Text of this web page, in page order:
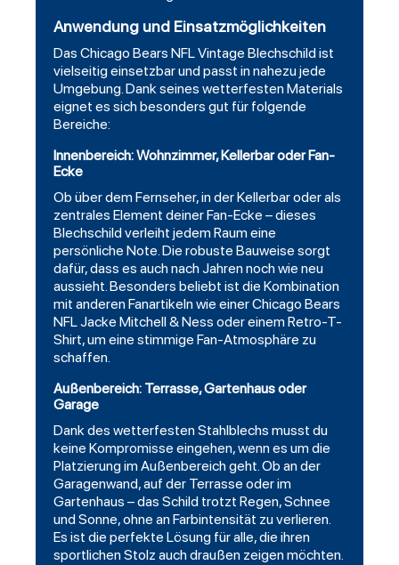
Anwendung und Einsatzmöglichkeiten
Das Chicago Bears NFL Vintage Blechschild ist
vielseitig einsetzbar und passt in nahezu jede
Umgebung. Dank seines wetterfesten Materials
eignet es sich besonders gut für folgende
Bereiche:
Innenbereich: Wohnzimmer, Kellerbar oder Fan-
Ecke
Ob über dem Fernseher, in der Kellerbar oder als
zentrales Element deiner Fan-Ecke – dieses
Blechschild verleiht jedem Raum eine
persönliche Note. Die robuste Bauweise sorgt
dafür, dass es auch nach Jahren noch wie neu
aussieht. Besonders beliebt ist die Kombination
mit anderen Fanartikeln wie einerChicago Bears
NFL Jacke Mitchell& Ness oder einem Retro-T-
Shirt, um eine stimmige Fan-Atmosphäre zu
schaffen.
Außenbereich: Terrasse, Gartenhaus oder
Garage
Dank des wetterfesten Stahlblechs musst du
keine Kompromisse eingehen, wenn es um die
Platzierung im Außenbereich geht. Ob an der
Garagenwand, auf der Terrasse oder im
Gartenhaus – das Schild trotzt Regen, Schnee
und Sonne, ohne an Farbintensität zu verlieren.
Es ist die perfekte Lösung für alle, die ihren
sportlichen Stolz auch draußen zeigen möchten.